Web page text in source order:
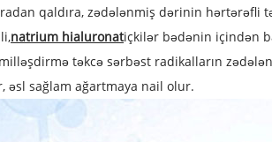
qaldıra, zədələnmiş dərinin
natrium hialuronatiçkilər bədənin içindən
təkcə sərbəst radikalların
əsl sağlam ağartmaya nail olur.